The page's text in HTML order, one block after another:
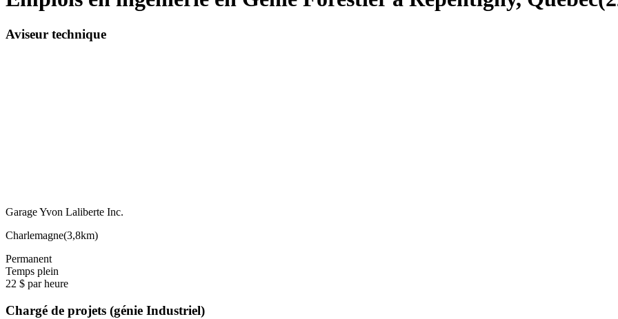
Aviseur technique
Garage Yvon Laliberte Inc.
Charlemagne(3,8km)
Permanent
Temps plein
22 $ par heure
Chargé de projets (génie Industriel)